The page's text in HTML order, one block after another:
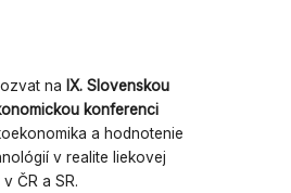
na IX. Slovenskou
konferenci
a hodnotenie
v realite liekovej
ČR a SR.